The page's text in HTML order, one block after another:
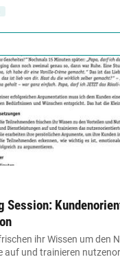
Session:
ihr Wissen um den
auf und trainieren